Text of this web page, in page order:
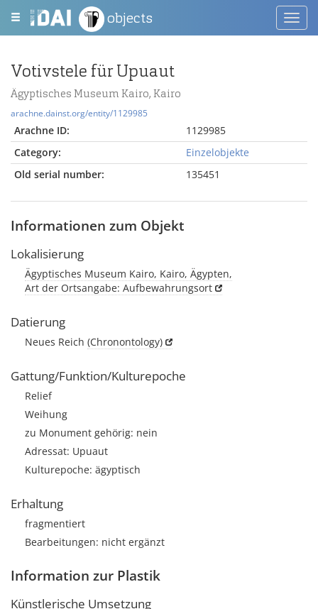
objects
Votivstele für Upuaut
Ägyptisches Museum Kairo, Kairo
arachne.dainst.org/entity/1129985
Arachne ID:
1129985
Category:
Einzelobjekte
Old serial number:
135451
Informationen zum Objekt
Lokalisierung
Ägyptisches Museum Kairo, Kairo, Ägypten,
Art der Ortsangabe: Aufbewahrungsort
Datierung
Neues Reich (Chronontology)
Gattung/Funktion/Kulturepoche
Relief
Weihung
zu Monument gehörig: nein
Adressat: Upuaut
Kulturepoche: ägyptisch
Erhaltung
fragmentiert
Bearbeitungen: nicht ergänzt
Information zur Plastik
Künstlerische Umsetzung